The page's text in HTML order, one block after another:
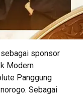
sponsor
Modern
Panggung
Sebagai